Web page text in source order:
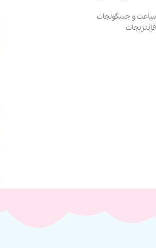
ساعت و جینگولجات
فانتزیجات